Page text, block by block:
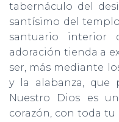
tabernáculo del
santísimo del
santuario
adoración tienda a
ser, más mediante
y la alabanza, que
Nuestro Dios es
corazón, con toda tu